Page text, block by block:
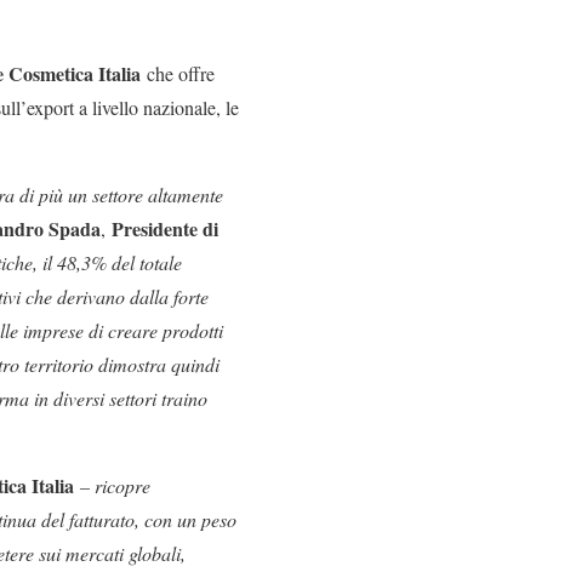
Cosmetica Italia che offre
a livello nazionale, le
di più un settore altamente
Spada, Presidente di
il 48,3% del totale
che derivano dalla forte
imprese di creare prodotti
territorio dimostra quindi
in diversi settori traino
Italia – ricopre
del fatturato, con un peso
sui mercati globali,